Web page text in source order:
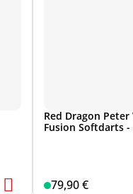
Red Dragon
Fusion Softdarts -
79,90 €